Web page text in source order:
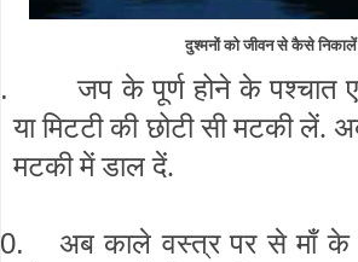
दुश्मनों को जीवन से कैसे निकालें
जप के पूर्ण होने के पश्चात
या मिटटी की छोटी सी मटकी लें.
मटकी में डाल दें.
अब काले वस्त्र पर से माँ के